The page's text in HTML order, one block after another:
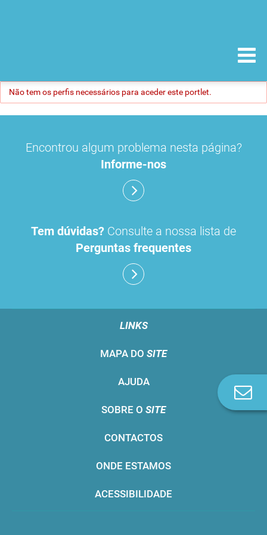
Não tem os perfis necessários para aceder este portlet.
Encontrou algum problema nesta página?
Informe-nos
Tem dúvidas? Consulte a nossa lista de
Perguntas frequentes
LINKS
MAPA DO SITE
AJUDA
SOBRE O SITE
CONTACTOS
ONDE ESTAMOS
ACESSIBILIDADE